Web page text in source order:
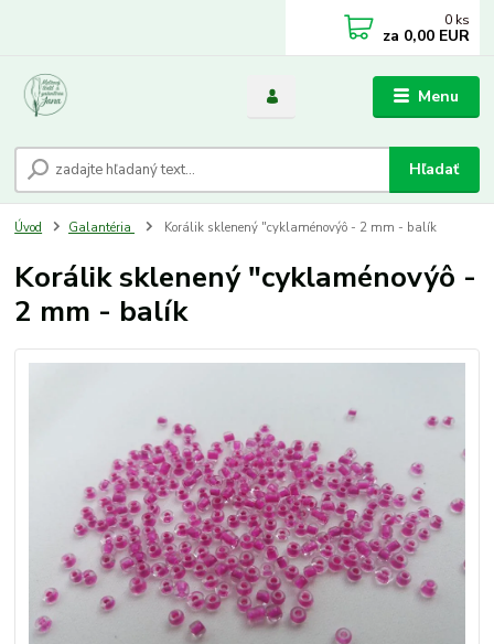
Menu
Hľadať
0 ks
za 0,00 EUR
Úvod Galantéria Korálik sklenený "cyklaménovýô - 2 mm - balík
Korálik sklenený "cyklaménovýô -
2 mm - balík